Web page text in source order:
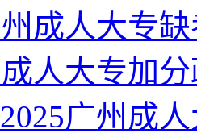
成人大专
人大专加
2025广州成